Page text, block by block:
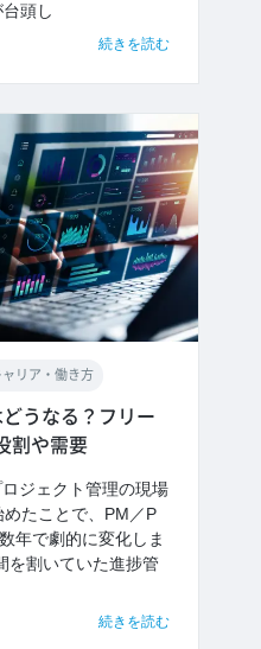
頭し
続きを読む
リア・働き方
うなる？フリー
割や需要
ジェクト管理の現場
たことで、PM／P
年で劇的に変化しま
を割いていた進捗管
続きを読む